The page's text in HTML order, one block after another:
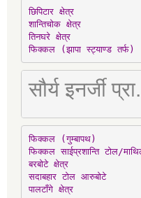
छिपिटार क्षेत्र
शान्तिचोक क्षेत्र
तिनघरे क्षेत्र
फिक्कल (झापा स्ट्याण्ड तर्फ)
सौर्य इनर्जी
फिक्कल (गुम्बापथ)
फिक्कल साईप्रशान्ति टोल/
बरबोटे क्षेत्र
सदाबहार टोल आरुबोटे
पालटाँगे क्षेत्र